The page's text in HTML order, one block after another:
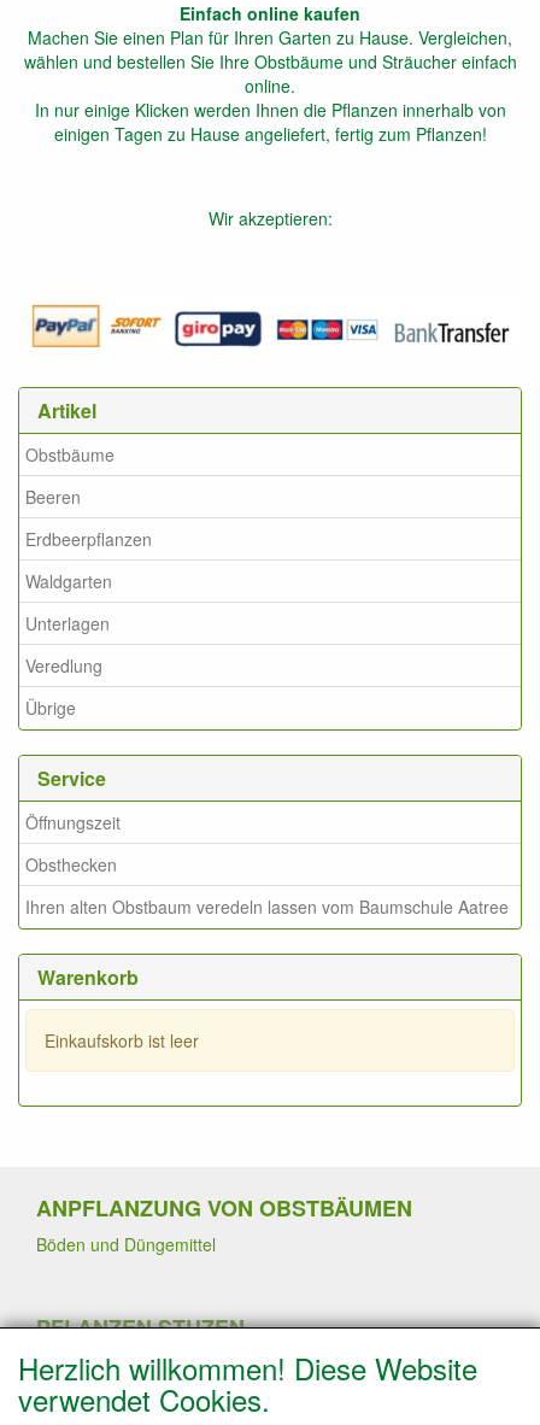
Artikel
Obstbäume
Beeren
Erdbeerpflanzen
Waldgarten
Unterlagen
Veredlung
Übrige
Service
Öffnungszeit
Obsthecken
Ihren alten Obstbaum veredeln lassen vom Baumschule Aatree
Warenkorb
Einkaufskorb ist leer
Einfach online kaufen
Machen Sie einen Plan für Ihren Garten zu Hause. Vergleichen,
wählen und bestellen Sie Ihre Obstbäume und Sträucher einfach
online.
In nur einige Klicken werden Ihnen die Pflanzen innerhalb von
einigen Tagen zu Hause angeliefert, fertig zum Pflanzen!
Wir akzeptieren:
ANPFLANZUNG VON OBSTBÄUMEN
Böden und Düngemittel
PFLANZEN STUZEN
Sommerschnitt
Pflanzen von Erdbeerpflanzen
Winterschnitt
Herzlich willkommen! Diese Website
verwendet Cookies.